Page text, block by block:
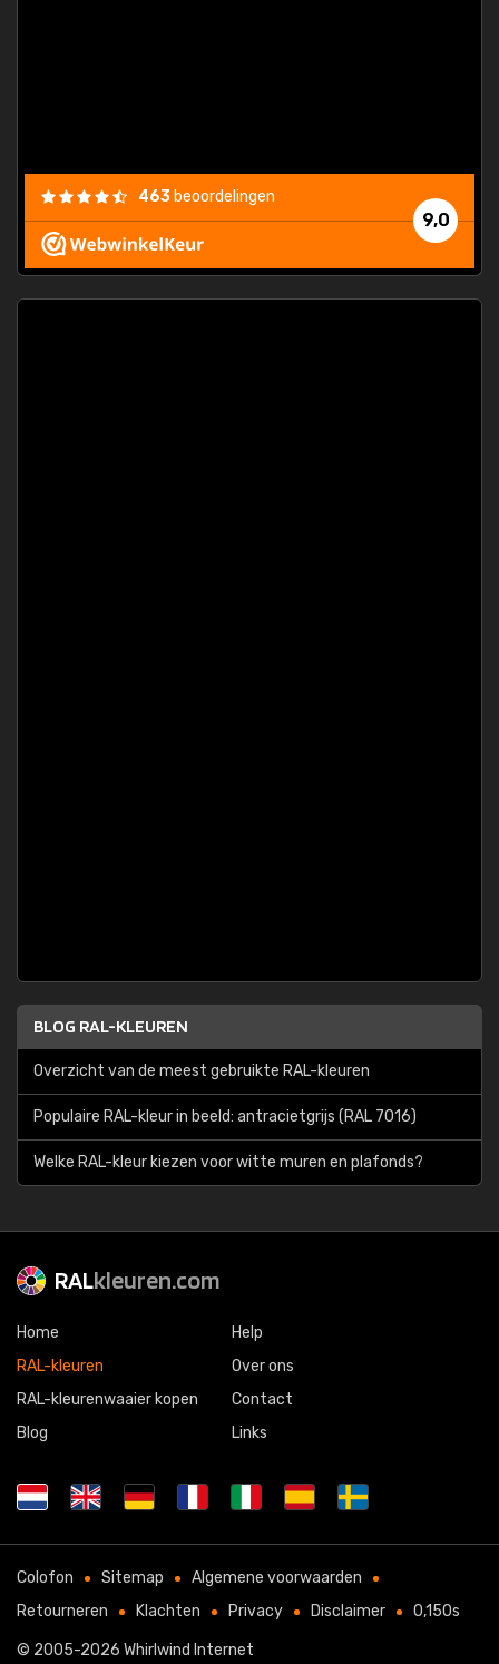
9,0
463 beoordelingen
BLOG RAL-KLEUREN
Overzicht van de meest gebruikte RAL-kleuren
Populaire RAL-kleur in beeld: antracietgrijs (RAL 7016)
Welke RAL-kleur kiezen voor witte muren en plafonds?
RALkleuren.com
Home
RAL-kleuren
RAL-kleurenwaaier kopen
Blog
Help
Over ons
Contact
Links
Colofon Sitemap
Algemene voorwaarden
Retourneren
Klachten Privacy Disclaimer 0,150s
© 2005-2026 Whirlwind Internet